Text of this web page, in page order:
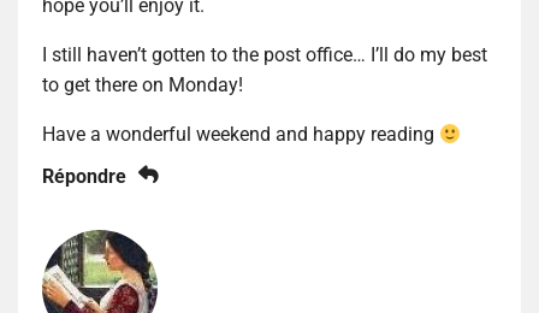
hope you’ll enjoy it.
I still haven’t gotten to the post office… I’ll do my best
to get there on Monday!
Have a wonderful weekend and happy reading
Répondre